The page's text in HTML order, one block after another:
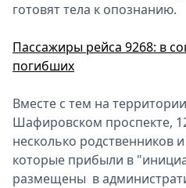
готовят тела к опознанию.
Пассажиры рейса 9268: в
погибших
Вместе с тем на
Шафировском проспекте,
несколько родственников
которые прибыли в
размещены в